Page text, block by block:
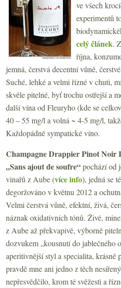
ve všech
experimentů
celý článek.
října,
jemná, čerstvá decentní vůně,
Suché, lehké a velmi řízné v chuti,
skvěle pitelné, byť trochu ostřejší a
další vína od Fleuryho (kde se
40 – 55 mg/l a volná ~ 4-5 mg/l,
Každopádně sympatické víno.
Champagne Drappier Pinot Noir
„Sans ajout de soufre“pochází od
vinařů z Aube (více info), jedná se
degoržováno v květnu 2012 a
Velmi čerstvá vůně, efektní, živá,
náznak oxidativních tónů. Živé,
z Aube až překvapivě, výborně
dozvukem „kousnutí do jablečného
aperitivnější styl a specialita, krásně
pravdě mne ani jedno z těch
nepřesvědčilo, krom té svěžesti a